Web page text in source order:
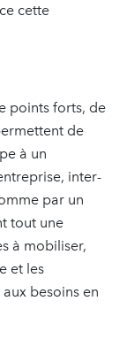
cette
points forts, de
de
à un
inter-
par un
tout une
à mobiliser,
et les
besoins en